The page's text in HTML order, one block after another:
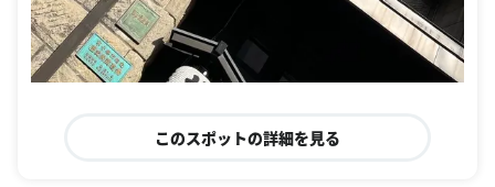
このスポットの詳細を見る